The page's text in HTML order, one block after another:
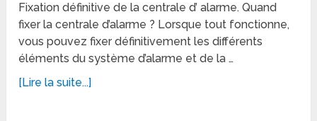
Fixation définitive de la centrale d’ alarme. Quand
fixer la centrale d’alarme ? Lorsque tout fonctionne,
vous pouvez fixer définitivement les différents
éléments du système d’alarme et de la …
[Lire la suite...]